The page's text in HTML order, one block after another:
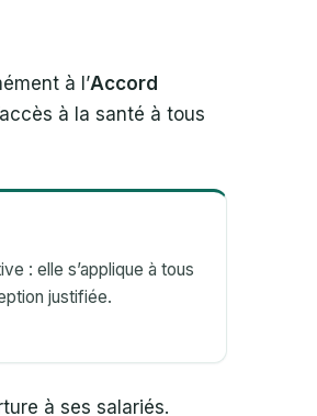
à l’Accord
à la santé à tous
: elle s’applique à tous
justifiée.
à ses salariés.